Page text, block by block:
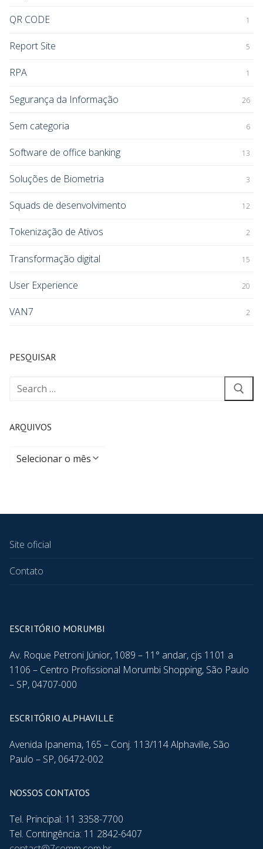
QR CODE 1
Report Site 5
RPA 1
Segurança da Informação 26
Sem categoria 6
Software de office banking 13
Soluções de Biometria 3
Squads de desenvolvimento 12
Tokenização de Ativos 2
Transformação digital 15
User Experience 20
VAN7 2
PESQUISAR
ARQUIVOS
Site oficial
Contato
ESCRITÓRIO MORUMBI
Av. Roque Petroni Júnior, 1089 – 11° andar, cjs 1101 a
1106 – Centro Profissional Morumbi Shopping, São Paulo
– SP, 04707-000
ESCRITÓRIO ALPHAVILLE
Avenida Ipanema, 165 – Conj. 113/114 Alphaville, São
Paulo – SP, 06472-002
NOSSOS CONTATOS
Tel. Principal: 11 3358-7700
Tel. Contingência: 11 2842-6407